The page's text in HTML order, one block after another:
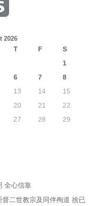
2026
T F
S
1
6 7
8
13 14
15
20 21
22
27 28
29
全心信靠
二世教宗及同伴殉道 捨已